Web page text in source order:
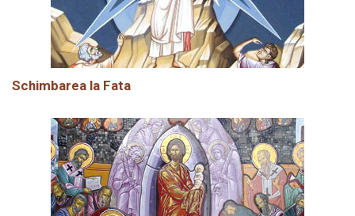
Schimbarea la Fata